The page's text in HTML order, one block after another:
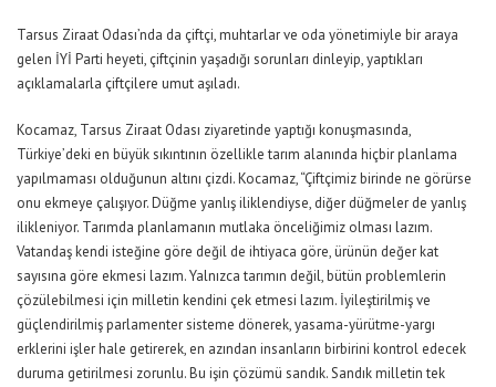
Tarsus Ziraat Odası’nda da çiftçi, muhtarlar ve oda yönetimiyle bir araya
gelen İYİ Parti heyeti, çiftçinin yaşadığı sorunları dinleyip, yaptıkları
açıklamalarla çiftçilere umut aşıladı.
Kocamaz, Tarsus Ziraat Odası ziyaretinde yaptığı konuşmasında,
Türkiye’deki en büyük sıkıntının özellikle tarım alanında hiçbir planlama
yapılmaması olduğunun altını çizdi. Kocamaz, “Çiftçimiz birinde ne görürse
onu ekmeye çalışıyor. Düğme yanlış iliklendiyse, diğer düğmeler de yanlış
ilikleniyor. Tarımda planlamanın mutlaka önceliğimiz olması lazım.
Vatandaş kendi isteğine göre değil de ihtiyaca göre, ürünün değer kat
sayısına göre ekmesi lazım. Yalnızca tarımın değil, bütün problemlerin
çözülebilmesi için milletin kendini çek etmesi lazım. İyileştirilmiş ve
güçlendirilmiş parlamenter sisteme dönerek, yasama-yürütme-yargı
erklerini işler hale getirerek, en azından insanların birbirini kontrol edecek
duruma getirilmesi zorunlu. Bu işin çözümü sandık. Sandık milletin tek